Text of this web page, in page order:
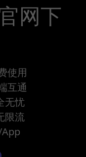
网下
使用
互通
无忧
限流